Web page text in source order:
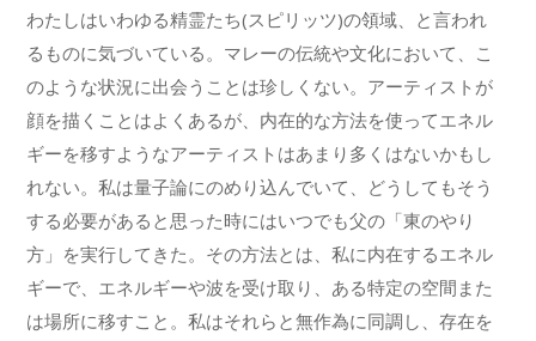
わたしはいわゆる精霊たち(スピリッツ)の領域、と言われ
るものに気づいている。マレーの伝統や文化において、こ
のような状況に出会うことは珍しくない。アーティストが
顔を描くことはよくあるが、内在的な方法を使ってエネル
ギーを移すようなアーティストはあまり多くはないかもし
れない。私は量子論にのめり込んでいて、どうしてもそう
する必要があると思った時にはいつでも父の「東のやり
方」を実行してきた。その方法とは、私に内在するエネル
ギーで、エネルギーや波を受け取り、ある特定の空間また
は場所に移すこと。私はそれらと無作為に同調し、存在を